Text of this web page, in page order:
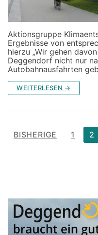
Aktionsgruppe
Ergebnisse von
hierzu „Wir gehen
Deggendorf nicht nur
Autobahnausfahrten
WEITERLESEN →
BISHERIGE 1 2